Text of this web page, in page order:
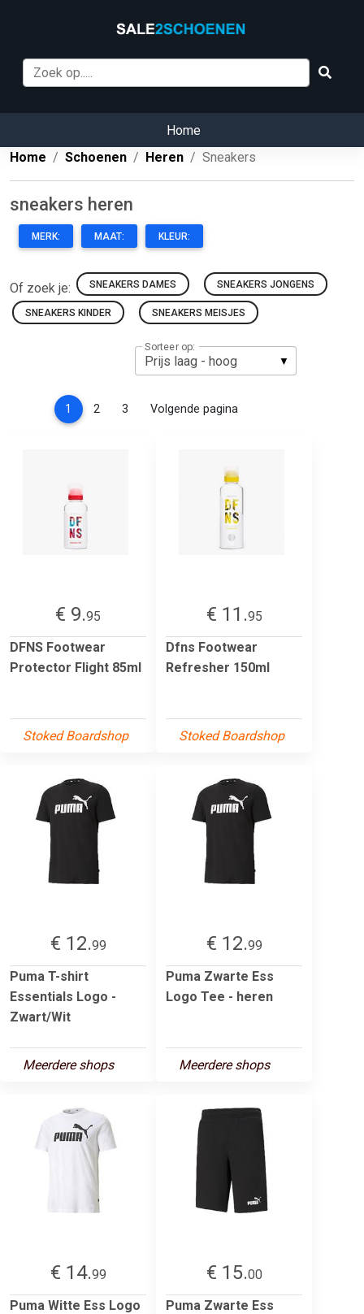
Home
Home
Schoenen Heren Sneakers
sneakers heren
MERK: MAAT: KLEUR:
Of zoek je: SNEAKERS DAMES SNEAKERS JONGENS
SNEAKERS KINDER SNEAKERS MEISJES
Sorteer op:
1 (current)
2 3 Volgende pagina
€ 9.95
DFNS Footwear
Protector Flight 85ml
Stoked Boardshop
€ 11.95
Dfns Footwear
Refresher 150ml
Stoked Boardshop
€ 12.99
Puma T-shirt
Essentials Logo -
Zwart/Wit
Meerdere shops
€ 12.99
Puma Zwarte Ess
Logo Tee - heren
Meerdere shops
€ 14.99
Puma Witte Ess Logo
€ 15.00
Puma Zwarte Ess